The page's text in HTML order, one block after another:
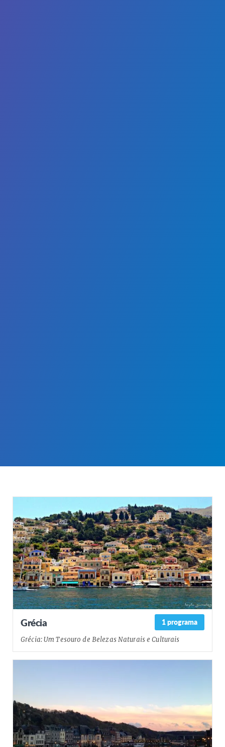
1 programa
Grécia
Grécia: Um Tesouro de Belezas Naturais e Culturais